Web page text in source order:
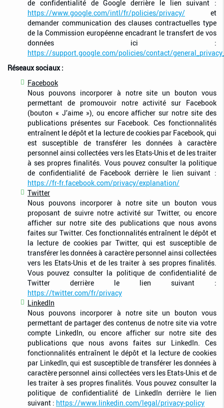
de confidentialité de Google derrière le lien suivant :
https://www.google.com/intl/fr/policies/privacy/ et
demander communication des clauses contractuelles type
de la Commission européenne encadrant le transfert de vos
données ici :
https://support.google.com/policies/contact/
Réseaux sociaux :
Facebook
Nous pouvons incorporer à notre site un bouton vous
permettant de promouvoir notre activité sur Facebook
(bouton « J’aime »), ou encore afficher sur notre site des
publications présentes sur Facebook. Ces fonctionnalités
entraînent le dépôt et la lecture de cookies par Facebook, qui
est susceptible de transférer les données à caractère
personnel ainsi collectées vers les Etats-Unis et de les traiter
à ses propres finalités. Vous pouvez consulter la politique
de confidentialité de Facebook derrière le lien suivant :
https://fr-fr.facebook.com/privacy/explanation/
Twitter
Nous pouvons incorporer à notre site un bouton vous
proposant de suivre notre activité sur Twitter, ou encore
afficher sur notre site des publications que nous avons
faites sur Twitter. Ces fonctionnalités entraînent le dépôt et
la lecture de cookies par Twitter, qui est susceptible de
transférer les données à caractère personnel ainsi collectées
vers les Etats-Unis et de les traiter à ses propres finalités.
Vous pouvez consulter la politique de confidentialité de
Twitter derrière le lien suivant :
https://twitter.com/fr/privacy
LinkedIn
Nous pouvons incorporer à notre site un bouton vous
permettant de partager des contenus de notre site via votre
compte LinkedIn, ou encore afficher sur notre site des
publications que nous avons faites sur LinkedIn. Ces
fonctionnalités entraînent le dépôt et la lecture de cookies
par LinkedIn, qui est susceptible de transférer les données à
caractère personnel ainsi collectées vers les Etats-Unis et de
les traiter à ses propres finalités. Vous pouvez consulter la
politique de confidentialité de LinkedIn derrière le lien
suivant : https://www.linkedin.com/legal/privacy-policy